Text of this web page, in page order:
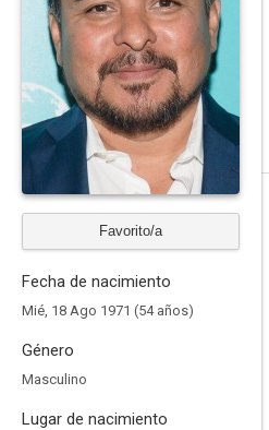
Favorito/a
Fecha de nacimiento
Mié, 18 Ago 1971 (54 años)
Género
Masculino
Lugar de nacimiento